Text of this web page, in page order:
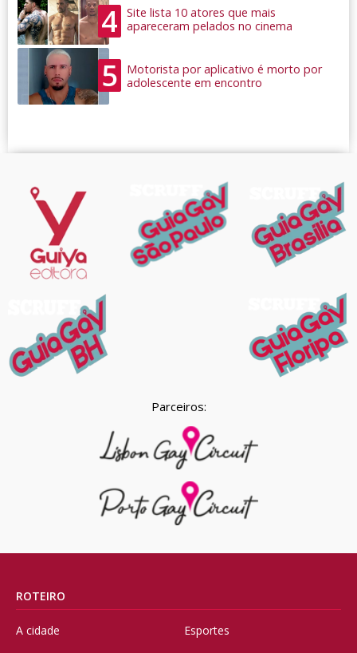
4
Site lista 10 atores que mais
apareceram pelados no cinema
5
Motorista por aplicativo é morto por
adolescente em encontro
Parceiros:
ROTEIRO
A cidade Esportes